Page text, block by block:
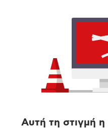
Αυτή τη στιγμή